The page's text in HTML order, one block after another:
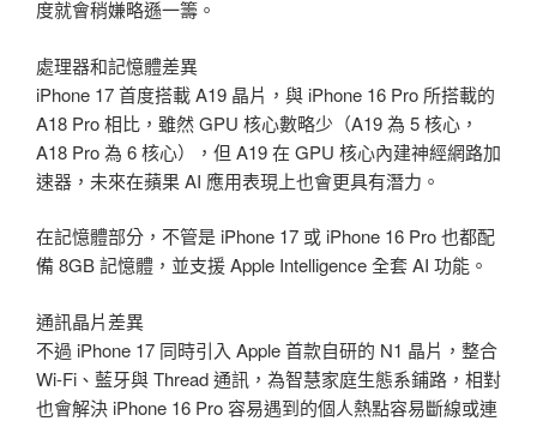
度就會稍嫌略遜一籌。
處理器和記憶體差異
iPhone 17 首度搭載 A19 晶片，與 iPhone 16 Pro 所搭載的
A18 Pro 相比，雖然 GPU 核心數略少（A19 為 5 核心，
A18 Pro 為 6 核心），但 A19 在 GPU 核心內建神經網路加
速器，未來在蘋果 AI 應用表現上也會更具有潛力。
在記憶體部分，不管是 iPhone 17 或 iPhone 16 Pro 也都配
備 8GB 記憶體，並支援 Apple Intelligence 全套 AI 功能。
通訊晶片差異
不過 iPhone 17 同時引入 Apple 首款自研的 N1 晶片，整合
Wi-Fi、藍牙與 Thread 通訊，為智慧家庭生態系鋪路，相對
也會解決 iPhone 16 Pro 容易遇到的個人熱點容易斷線或連